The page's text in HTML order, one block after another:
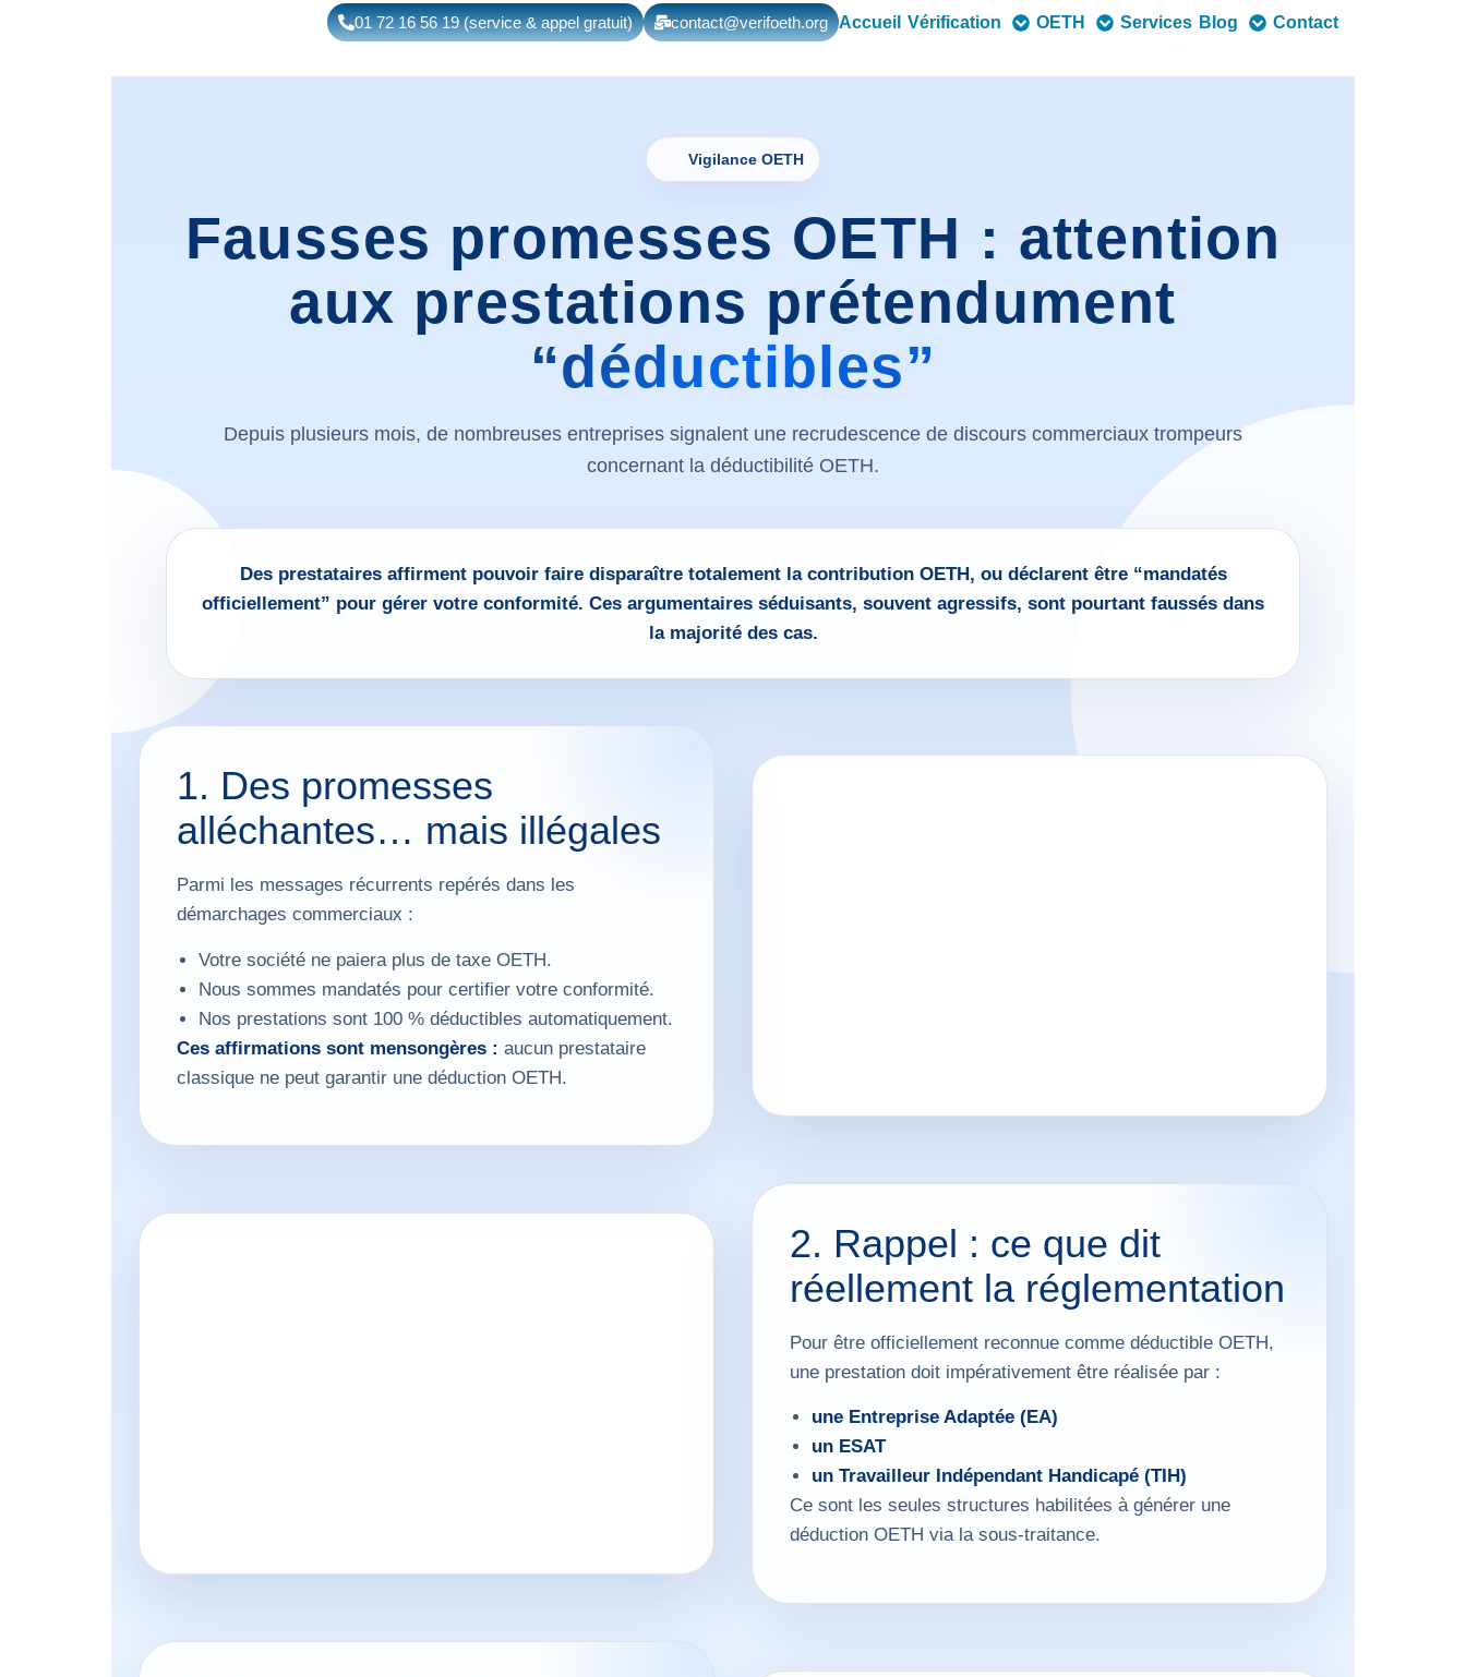
01 72 16 56 19 (service & appel gratuit) contact@verifoeth.org Accueil Vérification OETH Services Blog Contact
Vigilance OETH
Fausses promesses OETH : attention
aux prestations prétendument
“déductibles”
Depuis plusieurs mois, de nombreuses entreprises signalent une recrudescence de discours commerciaux trompeurs
concernant la déductibilité OETH.
Des prestataires affirment pouvoir faire disparaître totalement la contribution OETH, ou déclarent être “mandatés
officiellement” pour gérer votre conformité. Ces argumentaires séduisants, souvent agressifs, sont pourtant faussés dans
la majorité des cas.
1. Des promesses
alléchantes… mais illégales
Parmi les messages récurrents repérés dans les
démarchages commerciaux :
Votre société ne paiera plus de taxe OETH.
Nous sommes mandatés pour certifier votre conformité.
Nos prestations sont 100 % déductibles automatiquement.
Ces affirmations sont mensongères : aucun prestataire
classique ne peut garantir une déduction OETH.
2. Rappel : ce que dit
réellement la réglementation
Pour être officiellement reconnue comme déductible OETH,
une prestation doit impérativement être réalisée par :
une Entreprise Adaptée (EA)
un ESAT
un Travailleur Indépendant Handicapé (TIH)
Ce sont les seules structures habilitées à générer une
déduction OETH via la sous-traitance.